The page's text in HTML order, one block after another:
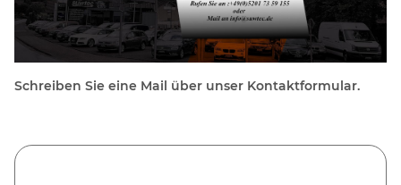
Schreiben Sie eine Mail über unser Kontaktformular.